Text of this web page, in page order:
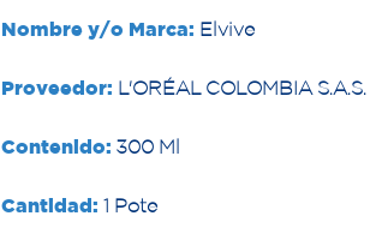
Nombre y/o Marca: Elvive
Proveedor: L'ORÉAL COLOMBIA S.A.S.
Contenido: 300 Ml
Cantidad: 1 Pote